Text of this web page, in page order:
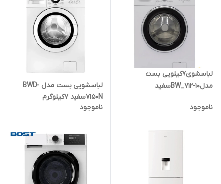
لباسشوی7کیلویی بست
مدلBW_712-10سفید
ناموجود
لباسشویی بست مدل BWD-
7150Nسفید 7کیلوگرم
ناموجود